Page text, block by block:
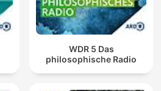
WDR 5 Das
philosophische Radio